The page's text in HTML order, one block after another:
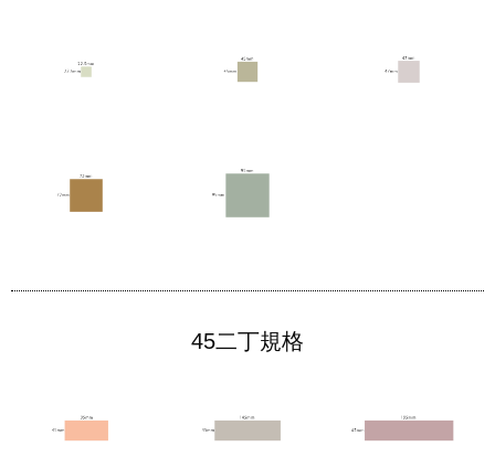
45二丁規格